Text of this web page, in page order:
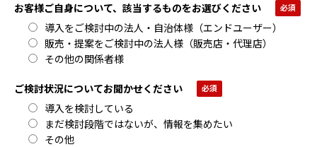
お客様ご自身について、該当するものをお選びください
導入をご検討中の法人・自治体様（エンドユーザー）
販売・提案をご検討中の法人様（販売店・代理店）
その他の関係者様
ご検討状況についてお聞かせください
導入を検討している
まだ検討段階ではないが、情報を集めたい
その他